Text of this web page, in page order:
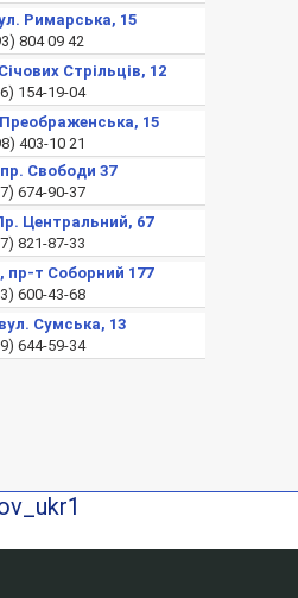
Римарська, 15
804 09 42
Стрільців, 12
154-19-04
15
403-10 21
Свободи 37
674-90-37
Центральний, 67
821-87-33
пр-т Соборний 177
600-43-68
Сумська, 13
644-59-34